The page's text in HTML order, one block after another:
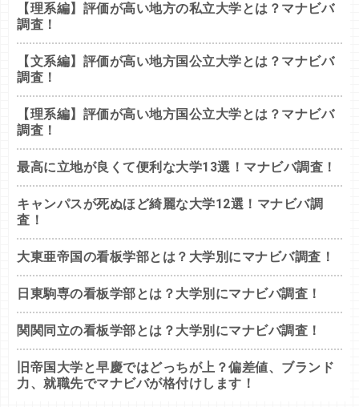
【理系編】評価が高い地方の私立大学とは？マナビバ
調査！
【文系編】評価が高い地方国公立大学とは？マナビバ
調査！
【理系編】評価が高い地方国公立大学とは？マナビバ
調査！
最高に立地が良くて便利な大学13選！マナビバ調査！
キャンパスが死ぬほど綺麗な大学12選！マナビバ調
査！
大東亜帝国の看板学部とは？大学別にマナビバ調査！
日東駒専の看板学部とは？大学別にマナビバ調査！
関関同立の看板学部とは？大学別にマナビバ調査！
旧帝国大学と早慶ではどっちが上？偏差値、ブランド
力、就職先でマナビバが格付けします！